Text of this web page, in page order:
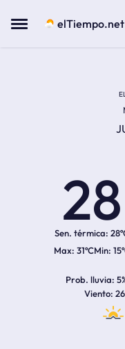
Menu elTiempo.net
28
ºC
Sen. térmica:
31ºC
Prob. lluvia
Viento